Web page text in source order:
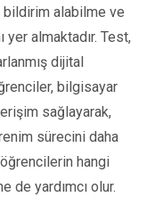
bildirim alabilme ve
almaktadır. Test,
dijital
bilgisayar
sağlayarak,
sürecini daha
hangi
de yardımcı olur.